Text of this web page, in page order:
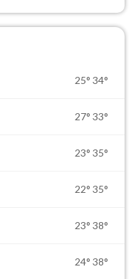
25° 34°
27° 33°
23° 35°
22° 35°
23° 38°
24° 38°